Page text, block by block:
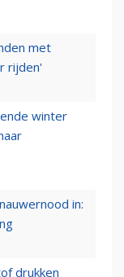
met
rijden'
winter
in:
drukken